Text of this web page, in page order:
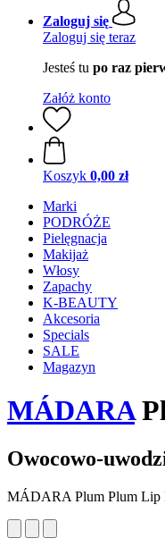
Zaloguj się
Zaloguj się teraz
Jesteś tu po raz
Załóż konto
Koszyk 0,00 zł
Marki
PODRÓŻE
Pielęgnacja
Makijaż
Włosy
Zapachy
K-BEAUTY
Akcesoria
Specials
SALE
Magazyn
MÁDARA
Owocowo-
MÁDARA Plum Plum Lip